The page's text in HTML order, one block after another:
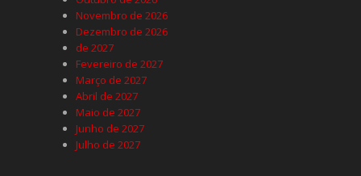
Novembro de 2026
Dezembro de 2026
de 2027
Fevereiro de 2027
Março de 2027
Abril de 2027
Maio de 2027
Junho de 2027
Julho de 2027